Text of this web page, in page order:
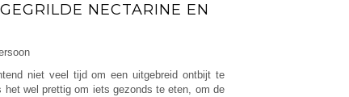
NECTARINE EN
niet veel tijd om een uitgebreid ontbijt te
het wel prettig om iets gezonds te eten, om de